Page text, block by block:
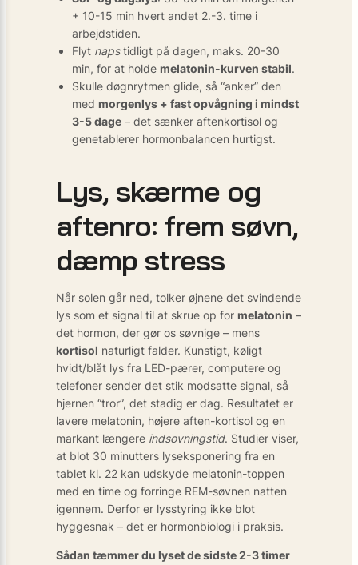
+ 10-15 min hvert andet 2.-3. time i
arbejdstiden.
Flyt napstidligt på dagen, maks. 20-30
min, for at holde melatonin-kurven stabil.
Skulle døgnrytmen glide, så “anker” den
med morgenlys + fast opvågning i mindst
3-5 dage – det sænker aften­kortisol og
genetablerer hormon­balancen hurtigst.
Lys, skærme og
aftenro: frem søvn,
dæmp stress
Når solen går ned, tolker øjnene det svindende
lys som et signal til at skrue op for melatonin –
det hormon, der gør os søvnige – mens
kortisol naturligt falder. Kunstigt, køligt
hvidt/blåt lys fra LED-pærer, computere og
telefoner sender det stik modsatte signal, så
hjernen “tror”, det stadig er dag. Resultatet er
lavere melatonin, højere aften-kortisol og en
markant længere indsovningstid. Studier viser,
at blot 30 minutters lyseksponering fra en
tablet kl. 22 kan udskyde melatonin-toppen
med en time og forringe REM-søvnen natten
igennem. Derfor er lysstyring ikke blot
hyggesnak – det er hormonbiologi i praksis.
Sådan tæmmer du lyset de sidste 2-3 timer